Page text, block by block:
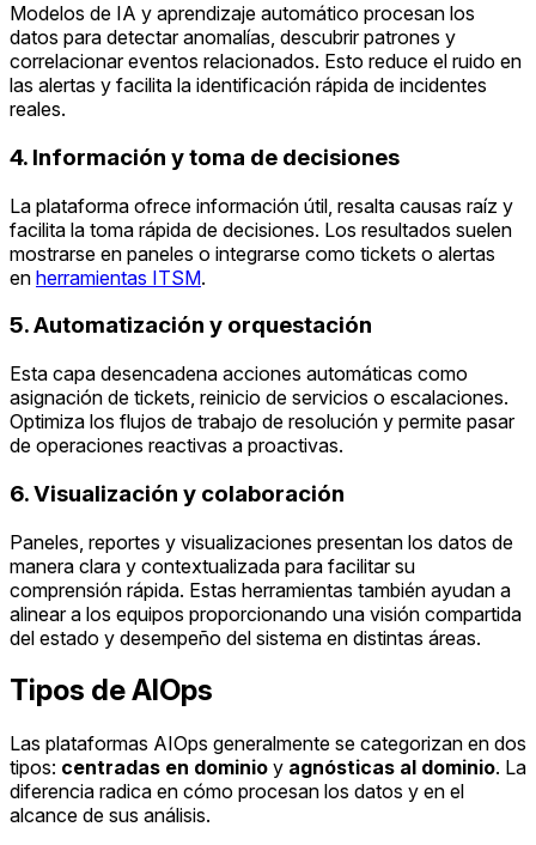
Modelos de IA y aprendizaje automático procesan los
datos para detectar anomalías, descubrir patrones y
correlacionar eventos relacionados. Esto reduce el ruido en
las alertas y facilita la identificación rápida de incidentes
reales.
4. Información y toma de decisiones
La plataforma ofrece información útil, resalta causas raíz y
facilita la toma rápida de decisiones. Los resultados suelen
mostrarse en paneles o integrarse como tickets o alertas
en herramientas ITSM.
5. Automatización y orquestación
Esta capa desencadena acciones automáticas como
asignación de tickets, reinicio de servicios o escalaciones.
Optimiza los flujos de trabajo de resolución y permite pasar
de operaciones reactivas a proactivas.
6. Visualización y colaboración
Paneles, reportes y visualizaciones presentan los datos de
manera clara y contextualizada para facilitar su
comprensión rápida. Estas herramientas también ayudan a
alinear a los equipos proporcionando una visión compartida
del estado y desempeño del sistema en distintas áreas.
Tipos de AIOps
Las plataformas AIOps generalmente se categorizan en dos
tipos: centradas en dominio y agnósticas al dominio. La
diferencia radica en cómo procesan los datos y en el
alcance de sus análisis.